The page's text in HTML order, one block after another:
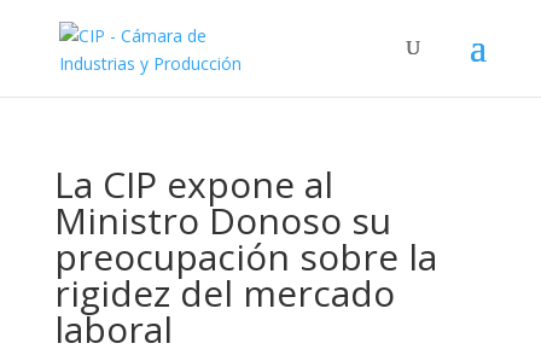
La CIP expone al
Ministro Donoso su
preocupación sobre la
rigidez del mercado
laboral